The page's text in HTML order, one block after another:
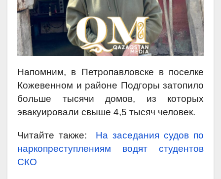
Напомним, в Петропавловске в поселке
Кожевенном и районе Подгоры затопило
больше тысячи домов, из которых
эвакуировали свыше 4,5 тысяч человек.
Читайте также: На заседания судов по
наркопреступлениям водят студентов
СКО